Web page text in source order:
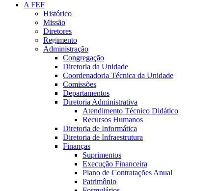
A FEF
Histórico
Missão
Diretores
Regimento
Administração
Congregação
Diretoria da Unidade
Coordenadoria Técnica da Unidade
Comissões
Departamentos
Diretoria Administrativa
Atendimento Técnico Didático
Recursos Humanos
Diretoria de Informática
Diretoria de Infraestrutura
Finanças
Suprimentos
Execução Financeira
Plano de Contratações Anual
Patrimônio